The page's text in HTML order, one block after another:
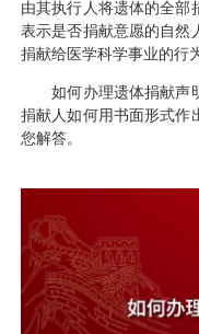
由其执行人将遗体的全部
表示是否捐献意愿的自然
捐献给医学科学事业的行
如何办理遗体捐献声明
捐献人如何用书面形式作
您解答。